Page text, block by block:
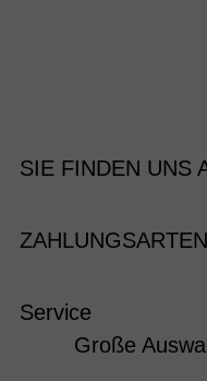
SIE FINDEN UNS
Service
Große